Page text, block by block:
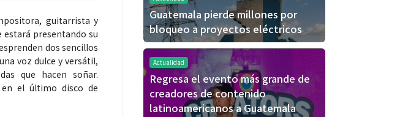
guitarrista y
presentando su
dos sencillos
voz dulce y versátil,
que hacen soñar.
el último disco de
Guatemala pierde millones por
bloqueo a proyectos eléctricos
Actualidad
Regresa el evento más grande de
creadores de contenido
latinoamericanos a Guatemala